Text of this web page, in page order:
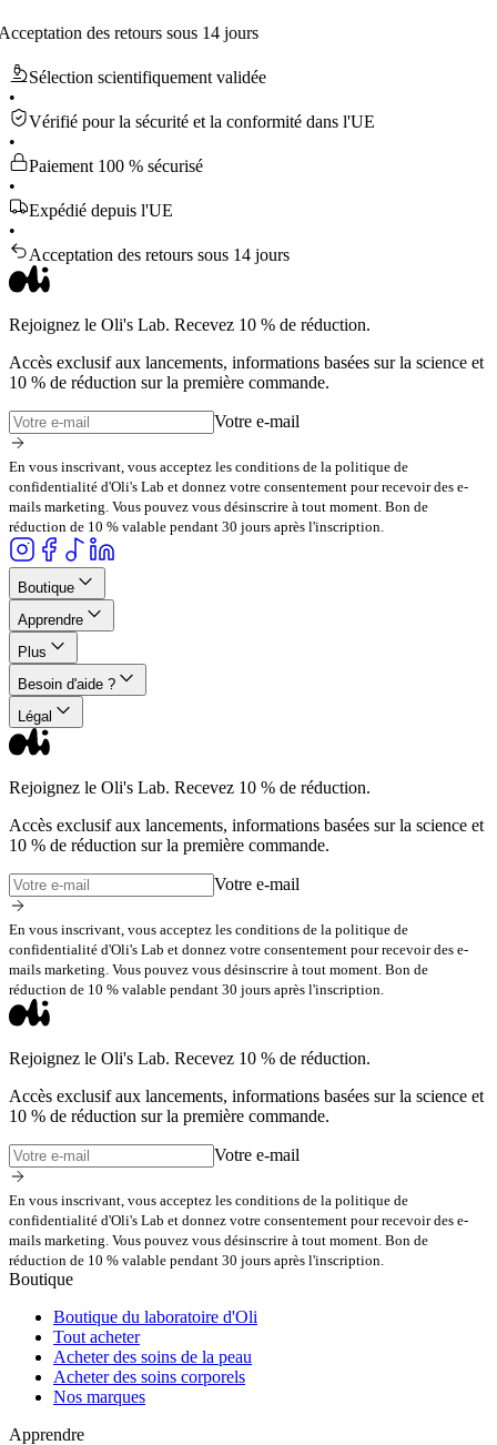
des retours sous 14 jours
Sélection scientifiquement validée
•
Vérifié pour la sécurité et la conformité dans l'UE
•
Paiement 100 % sécurisé
•
Expédié depuis l'UE
•
Acceptation des retours sous 14 jours
Rejoignez le Oli's Lab. Recevez 10 % de réduction.
Accès exclusif aux lancements, informations basées sur la science et
10 % de réduction sur la première commande.
Votre e-mail
En vous inscrivant, vous acceptez les conditions de la politique de
confidentialité d'Oli's Lab et donnez votre consentement pour recevoir des e-
mails marketing. Vous pouvez vous désinscrire à tout moment. Bon de
réduction de 10 % valable pendant 30 jours après l'inscription.
Boutique
Apprendre
Plus
Besoin d'aide ?
Légal
Rejoignez le Oli's Lab. Recevez 10 % de réduction.
Accès exclusif aux lancements, informations basées sur la science et
10 % de réduction sur la première commande.
Votre e-mail
En vous inscrivant, vous acceptez les conditions de la politique de
confidentialité d'Oli's Lab et donnez votre consentement pour recevoir des e-
mails marketing. Vous pouvez vous désinscrire à tout moment. Bon de
réduction de 10 % valable pendant 30 jours après l'inscription.
Rejoignez le Oli's Lab. Recevez 10 % de réduction.
Accès exclusif aux lancements, informations basées sur la science et
10 % de réduction sur la première commande.
Votre e-mail
En vous inscrivant, vous acceptez les conditions de la politique de
confidentialité d'Oli's Lab et donnez votre consentement pour recevoir des e-
mails marketing. Vous pouvez vous désinscrire à tout moment. Bon de
réduction de 10 % valable pendant 30 jours après l'inscription.
Boutique
Boutique du laboratoire d'Oli
Tout acheter
Acheter des soins de la peau
Acheter des soins corporels
Nos marques
Apprendre